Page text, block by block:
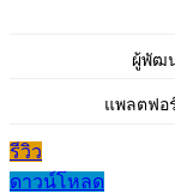
ผู้พัฒ
แพลตฟอ
รีวิว
ดาวน์โหลด